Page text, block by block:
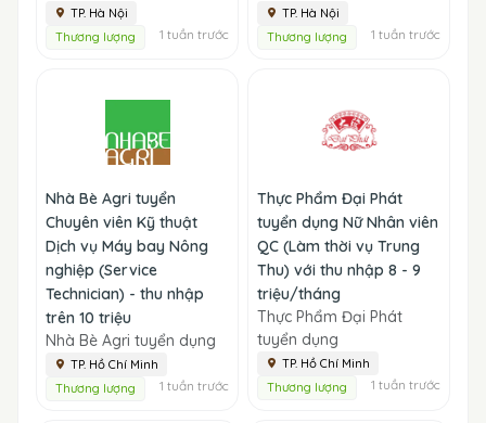
TP. Hà Nội
Thương lượng
1 tuần trước
TP. Hà Nội
Thương lượng
1 tuần trước
Nhà Bè Agri tuyển
Chuyên viên Kỹ thuật
Dịch vụ Máy bay Nông
nghiệp (Service
Technician) - thu nhập
trên 10 triệu
Nhà Bè Agri tuyển dụng
TP. Hồ Chí Minh
Thương lượng
1 tuần trước
Thực Phẩm Đại Phát
tuyển dụng Nữ Nhân viên
QC (Làm thời vụ Trung
Thu) với thu nhập 8 - 9
triệu/tháng
Thực Phẩm Đại Phát
tuyển dụng
TP. Hồ Chí Minh
Thương lượng
1 tuần trước